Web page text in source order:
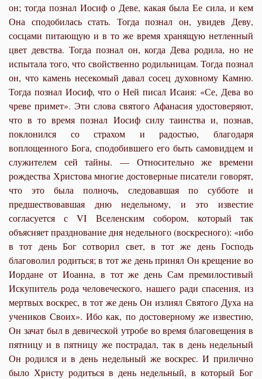
он; тогда познал Иосиф о Деве, какая была Ее сила, и кем
Она сподобилась стать. Тогда познал он, увидев Деву,
сосцами питающую и в то же время хранящую нетленный
цвет девства. Тогда познал он, когда Дева родила, но не
испытала того, что свойственно родильницам. Тогда познал
он, что камень несекомый давал сосец духовному Камню.
Тогда познал Иосиф, что о Ней писал Исаия: «Се, Дева во
чреве примет». Эти слова святого Афанасия удостоверяют,
что в то время познал Иосиф силу таинства и, познав,
поклонился со страхом и радостью, благодаря
воплощенного Бога, сподобившего его быть самовидцем и
служителем сей тайны. — Относительно же времени
рождества Христова многие достоверные писатели говорят,
что это была полночь, следовавшая по субботе и
предшествовавшая дню недельному, и это известие
согласуется с VI Вселенским собором, который так
объясняет празднование дня недельного (воскресного): «ибо
в тот день Бог сотворил свет, в тот же день Господь
благоволил родиться; в тот же день принял Он крещение во
Иордане от Иоанна, в тот же день Сам премилостивый
Искупитель рода человеческого, нашего ради спасения, из
мертвых воскрес, в тот же день Он излиял Святого Духа на
учеников Своих». Ибо как, по достоверному же известию,
Он зачат был в девической утробе во время благовещения в
пятницу и в пятницу же пострадал, так в день недельный
Он родился и в день недельный же воскрес. И прилично
было Христу родиться в день недельный, в который Бог